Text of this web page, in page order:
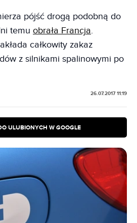
pójść drogą podobną do
temu obrała Francja.
całkowity zakaz
z silnikami spalinowymi po
26.07.2017 11:19
ULUBIONYCH W GOOGLE